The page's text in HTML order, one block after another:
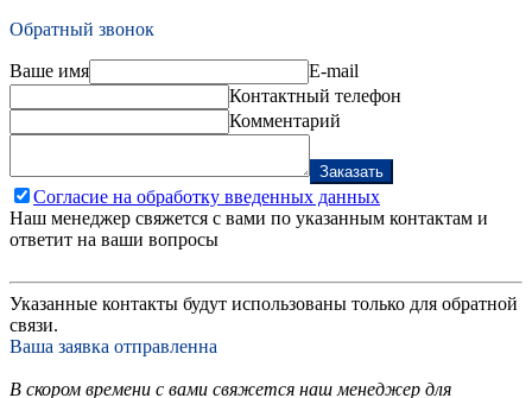
Обратный звонок
Ваше имя
E-mail
Контактный телефон
Комментарий
Заказать
Согласие на обработку введенных данных
Наш менеджер свяжется с вами по указанным контактам и
ответит на ваши вопросы
Указанные контакты будут использованы только для обратной
связи.
Ваша заявка отправленна
В скором времени с вами свяжется наш менеджер для